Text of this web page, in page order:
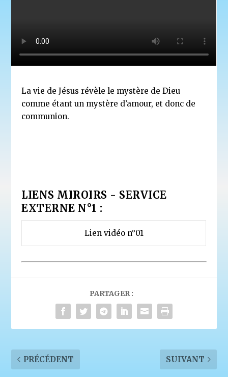
La vie de Jésus révèle le mystère de Dieu
comme étant un mystère d’amour, et donc de
communion.
LIENS MIROIRS - SERVICE
EXTERNE N°1 :
Lien vidéo n°01
PARTAGER :
PRÉCÉDENT SUIVANT